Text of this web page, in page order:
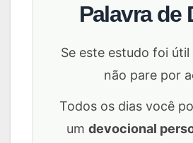
Palavra de
Se este estudo foi
não pare por
Todos os dias você
um devocional